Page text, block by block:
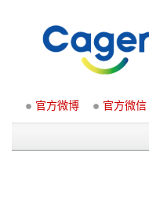
官方微博 官方微信